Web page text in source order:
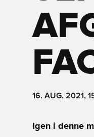
16. AUG. 2021,
Igen i denne